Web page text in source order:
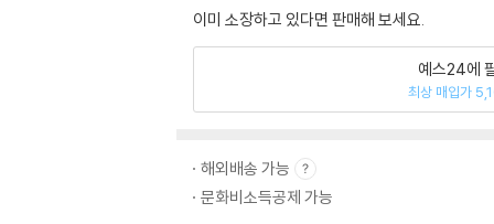
이미 소장하고 있다면 판매해 보세요.
예스24에
최상 매입가
해외배송 가능
문화비소득공제 가능